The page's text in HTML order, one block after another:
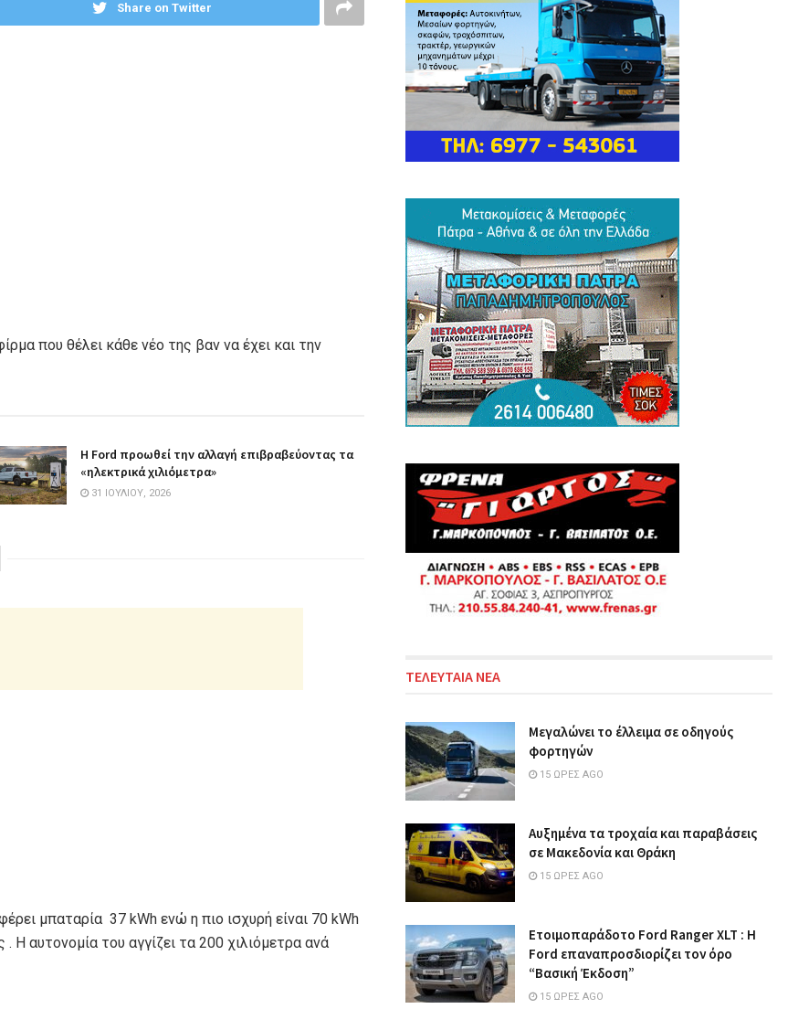
Share on Twitter
που θέλει κάθε νέο της βαν να έχει και την
Η Ford προωθεί την αλλαγή επιβραβεύοντας τα
«ηλεκτρικά χιλιόμετρα»
31 ΙΟΥΛΊΟΥ, 2026
μπαταρία 37 kWh ενώ η πιο ισχυρή είναι 70 kWh
Η αυτονομία του αγγίζει τα 200 χιλιόμετρα ανά
ΤΕΛΕΥΤΑΙΑ ΝΕΑ
Μεγαλώνει το έλλειμα σε οδηγούς
φορτηγών
15 ΏΡΕΣ AGO
Αυξημένα τα τροχαία και παραβάσεις
σε Μακεδονία και Θράκη
15 ΏΡΕΣ AGO
Ετοιμοπαράδοτο Ford Ranger XLT : Η
Ford επαναπροσδιορίζει τον όρο
“Βασική Έκδοση”
15 ΏΡΕΣ AGO